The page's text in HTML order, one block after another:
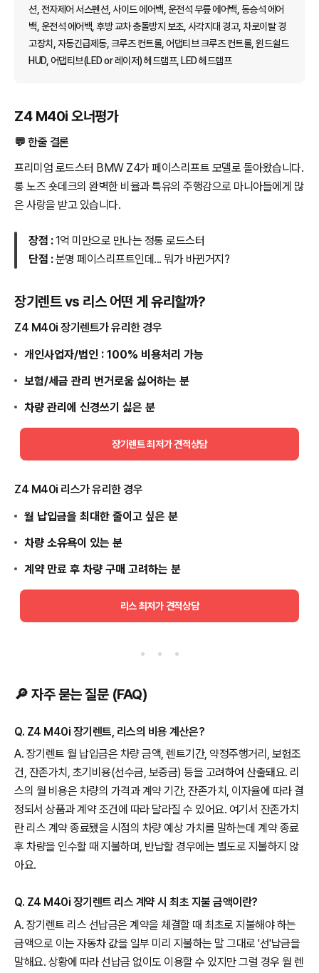
션, 전자제어 서스펜션, 사이드 에어백, 운전석 무릎 에어백, 동승석 에어
백, 운전석 에어백, 후방 교차 충돌방지 보조, 사각지대 경고, 차로이탈 경
고장치, 자동긴급제동, 크루즈 컨트롤, 어댑티브 크루즈 컨트롤, 윈드쉴드
HUD, 어댑티브(LED or 레이저) 헤드램프, LED 헤드램프
Z4 M40i 오너평가
💬 한줄 결론
프리미엄 로드스터 BMW Z4가 페이스리프트 모델로 돌아왔습니다.
롱 노즈 숏데크의 완벽한 비율과 특유의 주행감으로 마니아들에게 많
은 사랑을 받고 있습니다.
장점 :1억 미만으로 만나는 정통 로드스터
단점 :분명 페이스리프트인데... 뭐가 바뀐거지?
장기렌트 vs 리스 어떤 게 유리할까?
Z4 M40i 장기렌트가 유리한 경우
개인사업자/법인 : 100% 비용처리 가능
보험/세금 관리 번거로움 싫어하는 분
차량 관리에 신경쓰기 싫은 분
장기렌트 최저가 견적상담
Z4 M40i 리스가 유리한 경우
월 납입금을 최대한 줄이고 싶은 분
차량 소유욕이 있는 분
계약 만료 후 차량 구매 고려하는 분
리스 최저가 견적상담
🔎 자주 묻는 질문 (FAQ)
Q. Z4 M40i 장기렌트, 리스의 비용 계산은?
A. 장기렌트 월 납입금은 차량 금액, 렌트기간, 약정주행거리, 보험조
건, 잔존가치, 초기비용(선수금, 보증금) 등을 고려하여 산출돼요. 리
스의 월 비용은 차량의 가격과 계약 기간, 잔존가치, 이자율에 따라 결
정되서 상품과 계약 조건에 따라 달라질 수 있어요. 여기서 잔존가치
란 리스 계약 종료됐을 시점의 차량 예상 가치를 말하는데 계약 종료
후 차량을 인수할 때 지불하며, 반납할 경우에는 별도로 지불하지 않
아요.
Q. Z4 M40i 장기렌트 리스 계약 시 최초 지불 금액이란?
A. 장기렌트 리스 선납금은 계약을 체결할 때 최초로 지불해야 하는
금액으로 이는 자동차 값을 일부 미리 지불하는 말 그대로 '선'납금을
말해요. 상황에 따라 선납금 없이도 이용할 수 있지만 그럴 경우 월 렌